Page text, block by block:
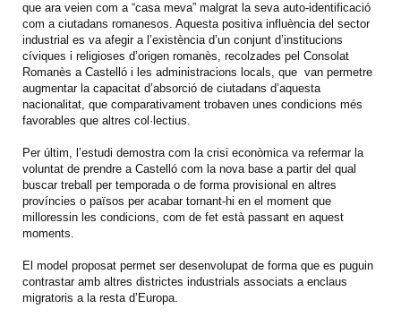
que ara veien com a “casa meva” malgrat la seva auto-identificació
com a ciutadans romanesos. Aquesta positiva influència del sector
industrial es va afegir a l’existència d’un conjunt d’institucions
cíviques i religioses d’origen romanès, recolzades pel Consolat
Romanès a Castelló i les administracions locals, que van permetre
augmentar la capacitat d’absorció de ciutadans d’aquesta
nacionalitat, que comparativament trobaven unes condicions més
favorables que altres col·lectius.
Per últim, l’estudi demostra com la crisi econòmica va refermar la
voluntat de prendre a Castelló com la nova base a partir del qual
buscar treball per temporada o de forma provisional en altres
províncies o països per acabar tornant-hi en el moment que
milloressin les condicions, com de fet està passant en aquest
moments.
El model proposat permet ser desenvolupat de forma que es puguin
contrastar amb altres districtes industrials associats a enclaus
migratoris a la resta d’Europa.